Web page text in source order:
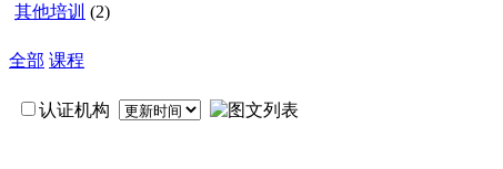
其他培训 (2)
全部 课程
认证机构